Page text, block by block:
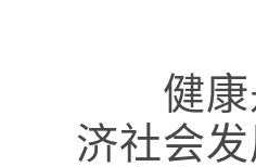
健康是
济社会